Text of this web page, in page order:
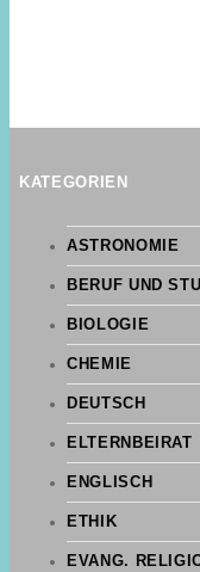
KATEGORIEN
ASTRONOMIE
BERUF UND
BIOLOGIE
CHEMIE
DEUTSCH
ELTERNBEIRAT
ENGLISCH
ETHIK
EVANG.